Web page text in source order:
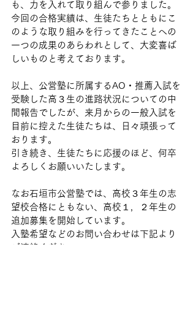
も、力を入れて取り組んで参りました。
今回の合格実績は、生徒たちとともにこ
のような取り組みを行ってきたことへの
一つの成果のあらわれとして、大変喜ば
しいものと考えております。
以上、公営塾に所属するAO・推薦入試を
受験した高３生の進路状況についての中
間報告でしたが、来月からの一般入試を
目前に控えた生徒たちは、日々頑張って
おります。
引き続き、生徒たちに応援のほど、何卒
よろしくお願いいたします。
なお石垣市公営塾では、高校３年生の志
望校合格にともない、高校１，２年生の
追加募集を開始しています。
入塾希望などのお問い合わせは下記より
ご連絡ください。